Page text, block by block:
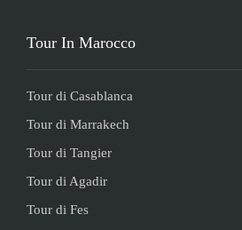
Tour In Marocco
Tour di Casablanca
Tour di Marrakech
Tour di Tangier
Tour di Agadir
Tour di Fes